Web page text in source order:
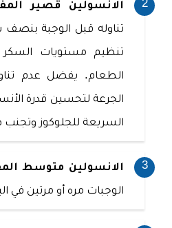
الانسولين قصير
تناوله قبل الوجبة
تنظيم مستويات السكر
الطعام. يفضل عدم
الجرعة لتحسين قدرة
السريعة للجلوكوز
الانسولين متوسط
الوجبات مره أو مرتين في